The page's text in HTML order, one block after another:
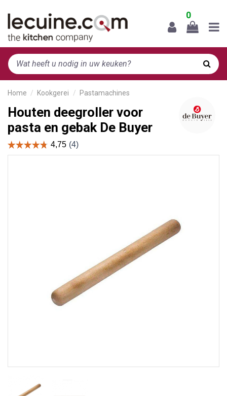
0
Home Kookgerei Pastamachines
Houten deegroller voor
pasta en gebak De Buyer